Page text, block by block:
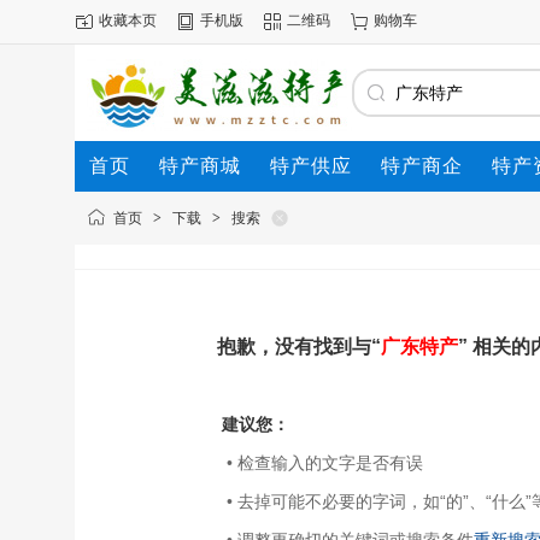
收藏本页 手机版 二维码 购物车
首页 特产商城 特产供应 特产商企 特产
首页 > 下载 > 搜索
抱歉，没有找到与“广东特产” 相关的
建议您：
• 检查输入的文字是否有误
• 去掉可能不必要的字词，如“的”、“什么”